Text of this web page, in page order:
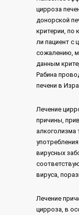
цирроза
донорской
критерии, по
ли пациент с
сожалению,
данным
Рабина
печени в
Лечение
причины,
алкоголизма
вирусных
вируса,
Лечение
цирроза, в